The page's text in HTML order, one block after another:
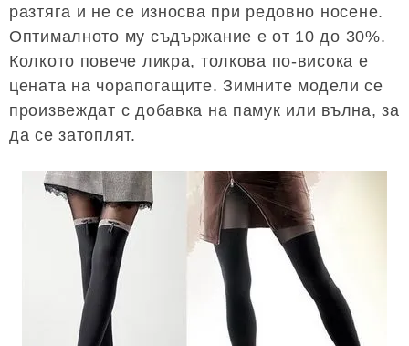
разтяга и не се износва при редовно носене.
Оптималното му съдържание е от 10 до 30%.
Колкото повече ликра, толкова по-висока е
цената на чорапогащите. Зимните модели се
произвеждат с добавка на памук или вълна, за
да се затоплят.